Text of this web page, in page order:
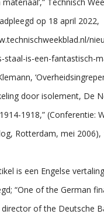
op 18 april 2022,
staal-is-een-fantastisch-
door isolement, De
1918,” (Conferentie:
Rotterdam, mei 2006),
is een Engelse
“One of the German
director of the Deutsche